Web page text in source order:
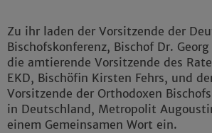
Zu ihr laden der Vorsitzende der
Bischofskonferenz, Bischof Dr.
die amtierende Vorsitzende des
EKD, Bischöfin Kirsten Fehrs, und
Vorsitzende der Orthodoxen
in Deutschland, Metropolit
einem Gemeinsamen Wort ein.